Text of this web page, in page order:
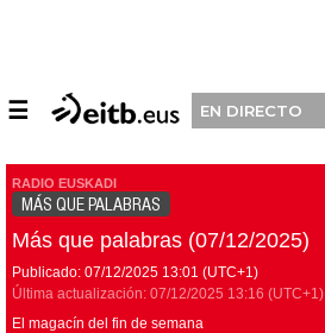
☰ EN DIRECTO
RADIO EUSKADI
MÁS QUE PALABRAS
Más que palabras (07/12/2025)
Publicado: 07/12/2025 13:01 (UTC+1)
Última actualización: 07/12/2025 13:16 (UTC+1)
El magacín del fin de semana